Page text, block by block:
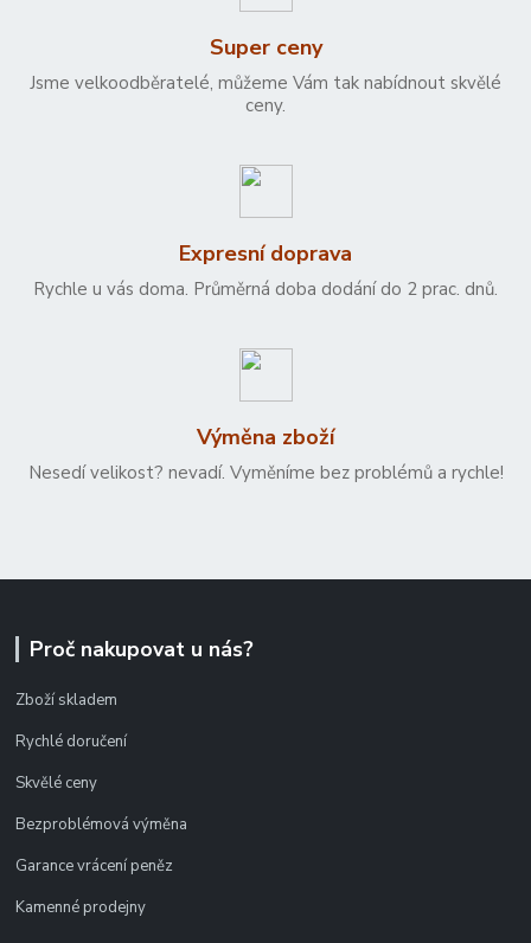
Super ceny
Jsme velkoodběratelé, můžeme Vám tak nabídnout skvělé
ceny.
Expresní doprava
Rychle u vás doma. Průměrná doba dodání do 2 prac. dnů.
Výměna zboží
Nesedí velikost? nevadí. Vyměníme bez problémů a rychle!
Proč nakupovat u nás?
Zboží skladem
Rychlé doručení
Skvělé ceny
Bezproblémová výměna
Garance vrácení peněz
Kamenné prodejny